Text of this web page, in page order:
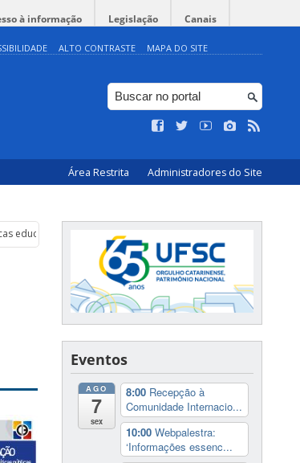
à informação Legislação Canais
ALTO CONTRASTE MAPA DO SITE
Área Restrita Administradores do Site
educacionais
Eventos
AGO
7
sex
8:00 Recepção à
Comunidade Internacio...
10:00 Webpalestra:
‘Informações essenc...